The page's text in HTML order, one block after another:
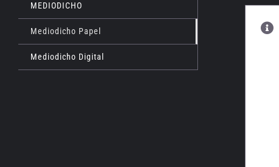
MEDIODICHO
Mediodicho Papel
Mediodicho Digital